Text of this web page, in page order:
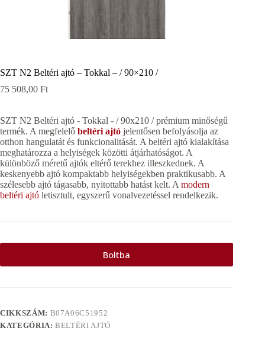
SZT N2 Beltéri ajtó – Tokkal – / 90×210 /
75 508,00 Ft
SZT N2 Beltéri ajtó - Tokkal - / 90x210 / prémium minőségű
termék. A megfelelő beltéri ajtó jelentősen befolyásolja az
otthon hangulatát és funkcionalitását. A beltéri ajtó kialakítása
meghatározza a helyiségek közötti átjárhatóságot. A
különböző méretű ajtók eltérő terekhez illeszkednek. A
keskenyebb ajtó kompaktabb helyiségekben praktikusabb. A
szélesebb ajtó tágasabb, nyitottabb hatást kelt. A modern
beltéri ajtó letisztult, egyszerű vonalvezetéssel rendelkezik.
Boltba
CIKKSZÁM: B07A06C51952
KATEGÓRIA:BELTÉRI AJTÓ